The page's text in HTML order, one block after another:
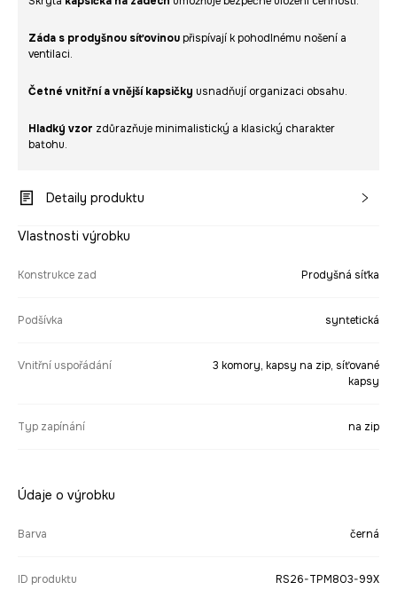
Záda s prodyšnou síťovinou přispívají k pohodlnému nošení a
ventilaci.
Četné vnitřní a vnější kapsičky usnadňují organizaci obsahu.
Hladký vzor zdůrazňuje minimalistický a klasický charakter
batohu.
Detaily produktu
Vlastnosti výrobku
Konstrukce zad Prodyšná síťka
Podšívka syntetická
Vnitřní uspořádání
3 komory, kapsy na zip, síťované
kapsy
Typ zapínání na zip
Údaje o výrobku
Barva černá
ID produktu RS26-TPM803-99X